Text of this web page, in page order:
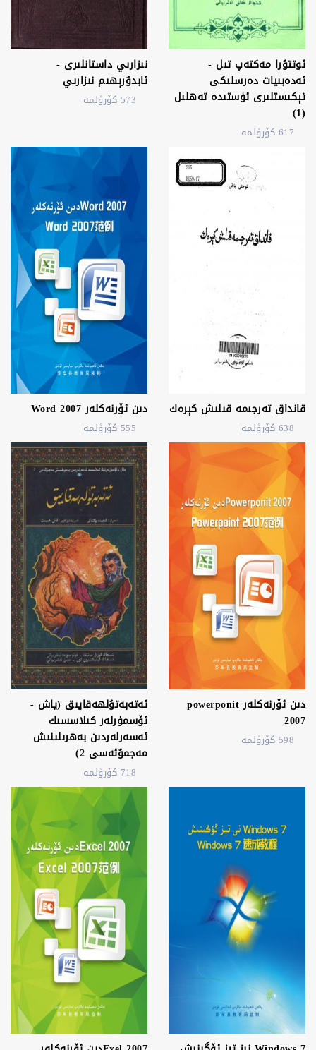
ئوتتۇرا مەكتەپ تىل -
ئەدەبىيات دەرسلىكى
تېكىستلىرى ئۈستىدە تەھلىل
(1)
617 كۆرۈلمە
نىزارىي داستانلىرى -
ئابدۇرېھىم نىزارىي
573 كۆرۈلمە
قانداق تەرجىمە قىلىش كېرەك
638 كۆرۈلمە
دىن ئۆرنەكلەر Word 2007
555 كۆرۈلمە
دىن ئۆرنەكلەر powerponit
2007
598 كۆرۈلمە
ئەتەبەتۇلھەقايىق (ياش -
ئۆسمۈرلەر كىلاسسىك
ئەسەرلەردىن بەھرىلىنىش
مەجمۇئەسى 2)
718 كۆرۈلمە